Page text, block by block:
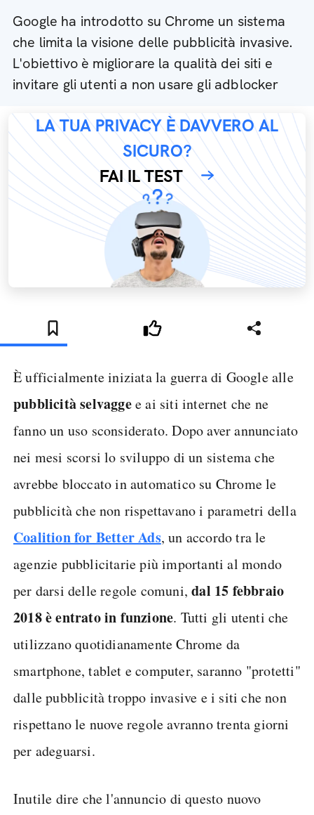
Google ha introdotto su Chrome un sistema
che limita la visione delle pubblicità invasive.
L'obiettivo è migliorare la qualità dei siti e
invitare gli utenti a non usare gli adblocker
LA TUA PRIVACY È DAVVERO AL
SICURO?
FAI IL TEST
È ufficialmente iniziata la guerra di Google alle
pubblicità selvaggee ai siti internet che ne
fanno un uso sconsiderato. Dopo aver annunciato
nei mesi scorsi lo sviluppo di un sistema che
avrebbe bloccato in automatico su Chrome le
pubblicità che non rispettavano i parametri della
Coalition for Better Ads, un accordo tra le
agenzie pubblicitarie più importanti al mondo
per darsi delle regole comuni,dal 15 febbraio
2018 è entrato in funzione. Tutti gli utenti che
utilizzano quotidianamente Chrome da
smartphone, tablet e computer, saranno "protetti"
dalle pubblicità troppo invasive e i siti che non
rispettano le nuove regole avranno trenta giorni
per adeguarsi.
Inutile dire che l'annuncio di questo nuovo